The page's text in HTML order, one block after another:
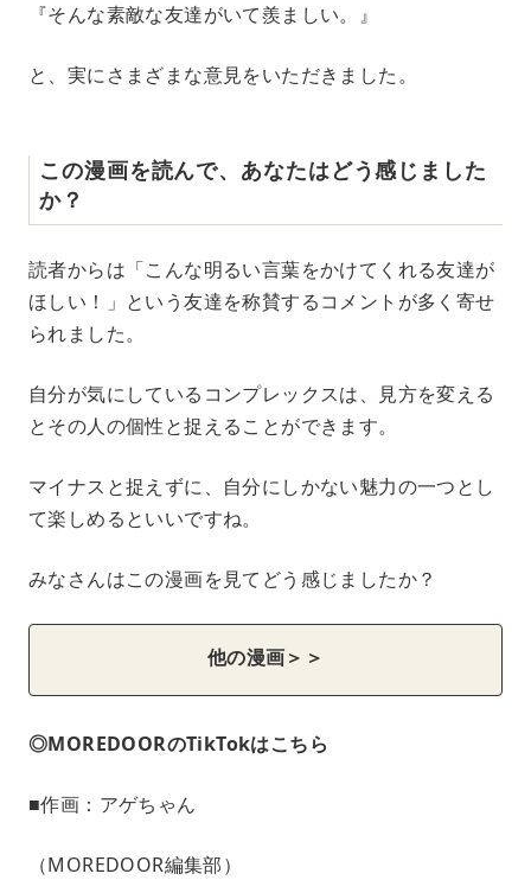
『そんな素敵な友達がいて羨ましい。』
と、実にさまざまな意見をいただきました。
この漫画を読んで、あなたはどう感じました
か？
読者からは「こんな明るい言葉をかけてくれる友達が
ほしい！」という友達を称賛するコメントが多く寄せ
られました。
自分が気にしているコンプレックスは、見方を変える
とその人の個性と捉えることができます。
マイナスと捉えずに、自分にしかない魅力の一つとし
て楽しめるといいですね。
みなさんはこの漫画を見てどう感じましたか？
他の漫画＞＞
◎MOREDOORのTikTokはこちら
■作画：アゲちゃん
（MOREDOOR編集部）